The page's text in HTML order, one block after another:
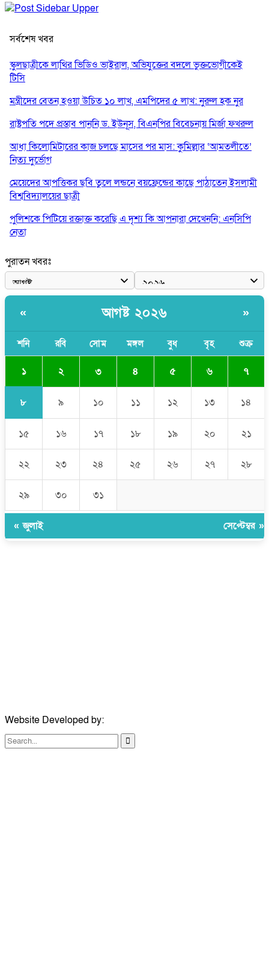
সর্বশেষ খবর
স্কুলছাত্রীকে লাথির ভিডিও ভাইরাল, অভিযুক্তের বদলে ভুক্তভোগীকেই
টিসি
মন্ত্রীদের বেতন হওয়া উচিত ১০ লাখ, এমপিদের ৫ লাখ: নুরুল হক নুর
রাষ্ট্রপতি পদে প্রস্তাব পাননি ড. ইউনূস, বিএনপির বিবেচনায় মির্জা ফখরুল
আধা কিলোমিটারের কাজ চলছে মাসের পর মাস: কুমিল্লার ‘আমতলীতে’
নিত্য দুর্ভোগ
মেয়েদের আপত্তিকর ছবি তুলে লন্ডনে বয়ফ্রেন্ডের কাছে পাঠাতেন ইসলামী
বিশ্ববিদ্যালয়ের ছাত্রী
পুলিশকে পিটিয়ে রক্তাক্ত করেছি এ দৃশ্য কি আপনারা দেখেননি: এনসিপি
নেতা
পাঁচ দেশি মাছে মিলল মাইক্রোপ্লাস্টিক, সবচেয়ে বেশি কই মাছে
বাংলাদেশী কর্মীদের আকামা নিয়ে বড় সুখবর দিলো সৌদি সরকার
ওয়াজেদ জয়
সাকিব আল হাসানের বাড়িতে আগুন, পেট্রলবোমা বিস্ফোরণ
পুরাতন খবরঃ
« আগষ্ট ২০২৬ »
শনি রবি সোম মঙ্গল বুধ বৃহ শুক্র
১ ২ ৩ ৪ ৫ ৬ ৭
৮ ৯ ১০ ১১ ১২ ১৩ ১৪
১৫ ১৬ ১৭ ১৮ ১৯ ২০ ২১
২২ ২৩ ২৪ ২৫ ২৬ ২৭ ২৮
২৯ ৩০ ৩১
« জুলাই সেপ্টেম্বর »
Website Developed by: